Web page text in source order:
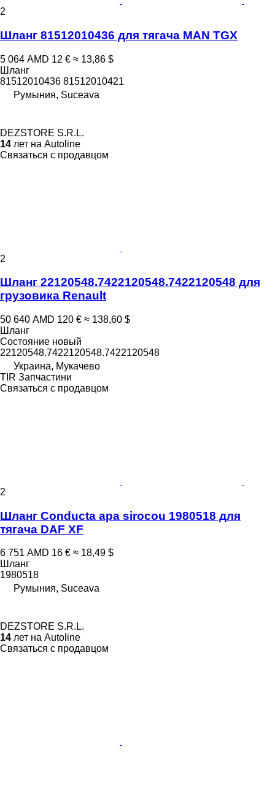
2
Шланг 81512010436 для тягача MAN TGX
5 064 AMD 12 € ≈ 13,86 $
Шланг
81512010436 81512010421
Румыния, Suceava
DEZSTORE S.R.L.
14 лет на Autoline
Связаться с продавцом
2
Шланг 22120548.7422120548.7422120548 для
грузовика Renault
50 640 AMD 120 € ≈ 138,60 $
Шланг
Состояние новый
22120548.7422120548.7422120548
Украина, Мукачево
TIR Запчастини
Связаться с продавцом
2
Шланг Conducta apa sirocou 1980518 для
тягача DAF XF
6 751 AMD 16 € ≈ 18,49 $
Шланг
1980518
Румыния, Suceava
DEZSTORE S.R.L.
14 лет на Autoline
Связаться с продавцом